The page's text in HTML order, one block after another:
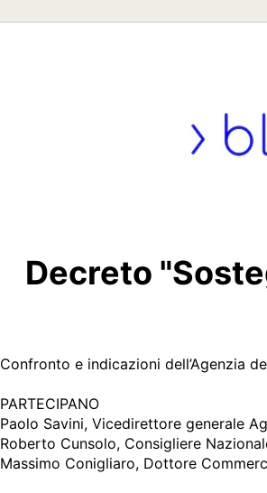
Decreto
Confronto e indicazioni dell’Agenzia
PARTECIPANO
Paolo Savini, Vicedirettore generale
Roberto Cunsolo, Consigliere
Massimo Conigliaro, Dottore